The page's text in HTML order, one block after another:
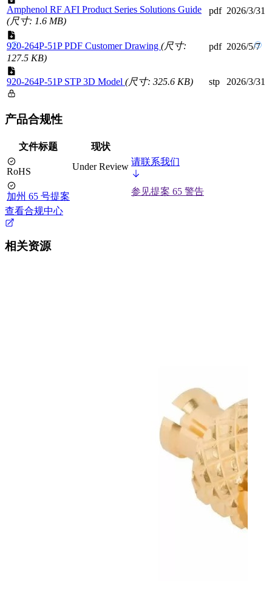
Amphenol RF AFI Product Series Solutions Guide
(尺寸: 1.6 MB)
pdf 2026/3/31
920-264P-51P PDF Customer Drawing (尺寸:
127.5 KB)
pdf 2026/5/7
920-264P-51P STP 3D Model (尺寸: 325.6 KB) stp 2026/3/31
产品合规性
文件标题 现状
RoHS Under Review 请联系我们
加州 65 号提案
参见提案 65 警告
查看合规中心
相关资源